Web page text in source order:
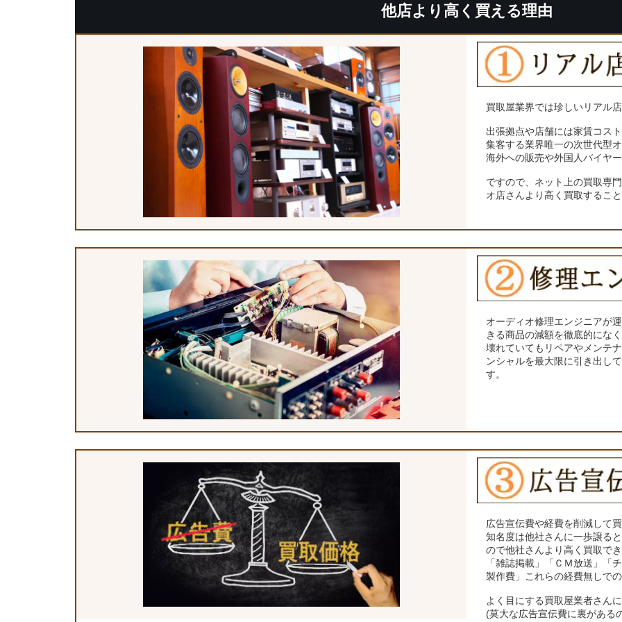
他店より高く買える理由
買取屋業界では珍しいリアル
出張拠点や店舗には家賃コス
集客する業界唯一の次世代型
海外への販売や外国人バイヤ
ですので、ネット上の買取専
オ店さんより高く買取するこ
オーディオ修理エンジニアが
きる商品の減額を徹底的にな
壊れていてもリペアやメンテ
ンシャルを最大限に引き出し
す。
広告宣伝費や経費を削減して
知名度は他社さんに一歩譲る
ので他社さんより高く買取で
「雑誌掲載」「ＣＭ放送」「
製作費」これらの経費無しで
よく目にする買取屋業者さん
(莫大な広告宣伝費に裏がある